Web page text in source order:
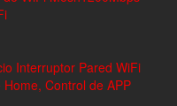
Interruptor Pared WiFi
Control de APP